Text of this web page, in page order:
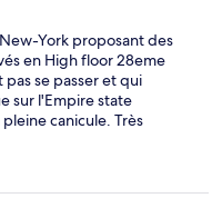
York proposant des
en High floor 28eme
se passer et qui
sur l'Empire state
canicule. Très
à proximité de Times
dans les couloirs ce